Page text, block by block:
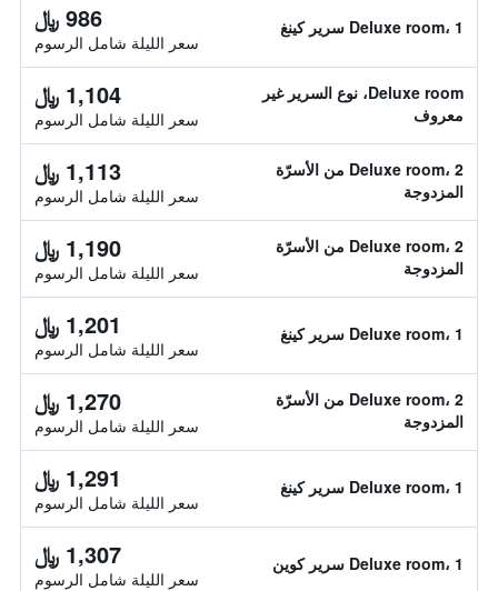
Deluxe room، 1 سرير كينغ 986 ﷼
سعر الليلة شامل الرسوم
Deluxe room، نوع السرير غير
معروف
1,104 ﷼
سعر الليلة شامل الرسوم
Deluxe room، 2 من الأسرّة
المزدوجة
1,113 ﷼
سعر الليلة شامل الرسوم
Deluxe room، 2 من الأسرّة
المزدوجة
1,190 ﷼
سعر الليلة شامل الرسوم
Deluxe room، 1 سرير كينغ 1,201 ﷼
سعر الليلة شامل الرسوم
Deluxe room، 2 من الأسرّة
المزدوجة
1,270 ﷼
سعر الليلة شامل الرسوم
Deluxe room، 1 سرير كينغ 1,291 ﷼
سعر الليلة شامل الرسوم
Deluxe room، 1 سرير كوين 1,307 ﷼
سعر الليلة شامل الرسوم